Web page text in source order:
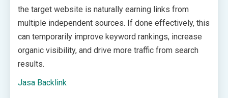
the target website is naturally earning links from
multiple independent sources. If done effectively, this
can temporarily improve keyword rankings, increase
organic visibility, and drive more traffic from search
results.
Jasa Backlink